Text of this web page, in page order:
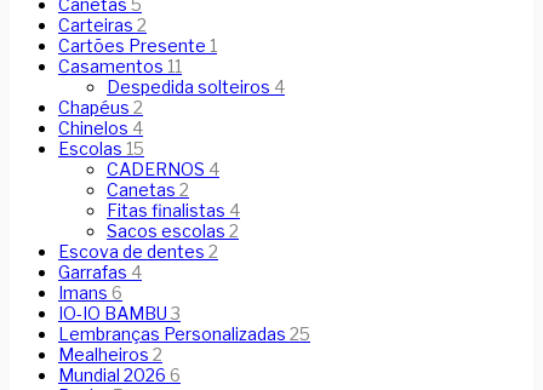
Canetas 5
Carteiras 2
Cartões Presente 1
Casamentos 11
Despedida solteiros 4
Chapéus 2
Chinelos 4
Escolas 15
CADERNOS 4
Canetas 2
Fitas finalistas 4
Sacos escolas 2
Escova de dentes 2
Garrafas 4
Imans 6
IO-IO BAMBU3
Lembranças Personalizadas 25
Mealheiros 2
Mundial 2026 6